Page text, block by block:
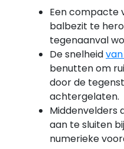
Een compacte
balbezit te
tegenaanval
De snelheid
benutten om
door de
achtergelaten.
Middenvelders
aan te sluiten
numerieke